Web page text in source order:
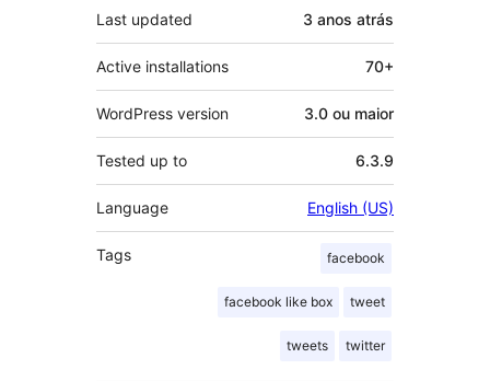
Last updated 3 anos atrás
Active installations 70+
WordPress version 3.0 ou maior
Tested up to 6.3.9
Language English (US)
Tags facebook
facebook like box tweet
tweets twitter